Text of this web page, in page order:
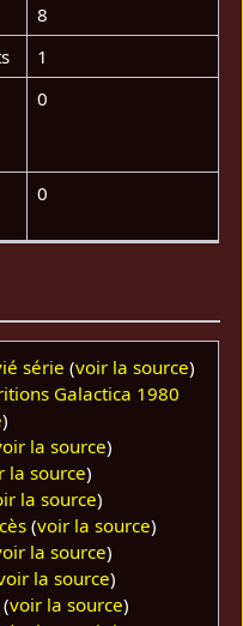
8
1
0
0
série (voir la source)
Galactica 1980
)
la source)
la source)
la source)
(voir la source)
la source)
la source)
(voir la source)